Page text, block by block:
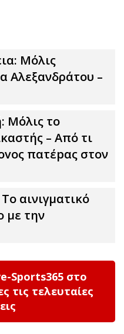
Μόλις
Αλεξανδράτου –
Μόλις το
– Από τι
πατέpας στον
αινιγματικό
με την
Sports365 στο
τις τελευταίες